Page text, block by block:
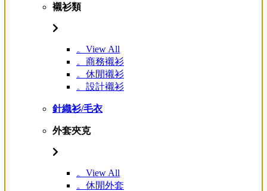
襯衫類
。View All
。商務襯衫
。休閒襯衫
。設計襯衫
針織衫/毛衣
外套夾克
。View All
。休閒外套